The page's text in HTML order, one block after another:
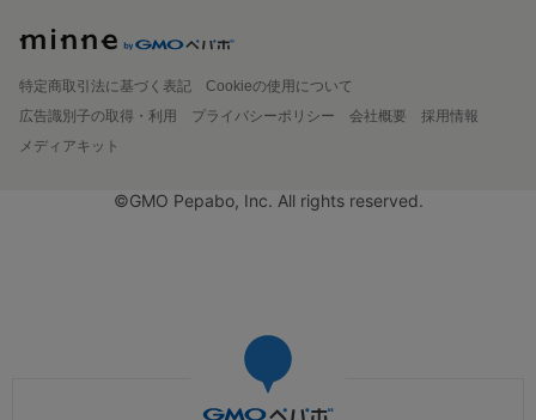
特定商取引法に基づく表記
Cookieの使用について
広告識別子の取得・利用
プライバシーポリシー 会社概要
採用情報
メディアキット
©GMO Pepabo, Inc. All rights reserved.